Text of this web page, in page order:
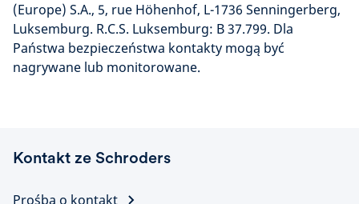
(Europe) S.A., 5, rue Höhenhof, L-1736 Senningerberg,
Luksemburg. R.C.S. Luksemburg: B 37.799. Dla
Państwa bezpieczeństwa kontakty mogą być
nagrywane lub monitorowane.
Kontakt ze Schroders
Prośba o kontakt